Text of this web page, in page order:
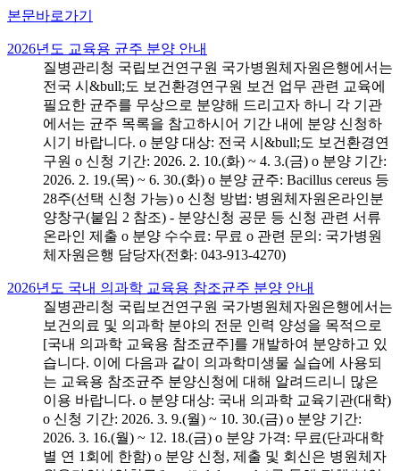
본문바로가기
2026년도 교육용 균주 분양 안내
질병관리청 국립보건연구원 국가병원체자원은행에서는
전국 시&bull;도 보건환경연구원 보건 업무 관련 교육에
필요한 균주를 무상으로 분양해 드리고자 하니 각 기관
에서는 균주 목록을 참고하시어 기간 내에 분양 신청하
시기 바랍니다. o 분양 대상: 전국 시&bull;도 보건환경연
구원 o 신청 기간: 2026. 2. 10.(화) ~ 4. 3.(금) o 분양 기간:
2026. 2. 19.(목) ~ 6. 30.(화) o 분양 균주: Bacillus cereus 등
28주(선택 신청 가능) o 신청 방법: 병원체자원온라인분
양창구(붙임 2 참조) - 분양신청 공문 등 신청 관련 서류
온라인 제출 o 분양 수수료: 무료 o 관련 문의: 국가병원
체자원은행 담당자(전화: 043-913-4270)
2026년도 국내 의과학 교육용 참조균주 분양 안내
질병관리청 국립보건연구원 국가병원체자원은행에서는
보건의료 및 의과학 분야의 전문 인력 양성을 목적으로
[국내 의과학 교육용 참조균주]를 개발하여 분양하고 있
습니다. 이에 다음과 같이 의과학미생물 실습에 사용되
는 교육용 참조균주 분양신청에 대해 알려드리니 많은
이용 바랍니다. o 분양 대상: 국내 의과학 교육기관(대학)
o 신청 기간: 2026. 3. 9.(월) ~ 10. 30.(금) o 분양 기간:
2026. 3. 16.(월) ~ 12. 18.(금) o 분양 가격: 무료(단과대학
별 연 1회에 한함) o 분양 신청, 제출 및 회신은 병원체자